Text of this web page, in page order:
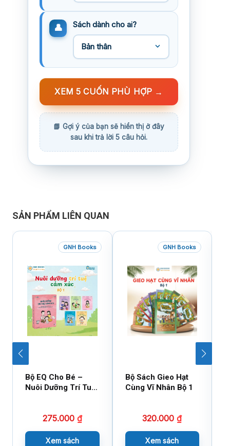
Sách dành cho ai?
XEM 5 CUỐN PHÙ HỢP →
SẢN PHẨM LIÊN QUAN
GNH Books
Bộ EQ Cho Bé –
Nuôi Dưỡng Trí Tuệ
275.000 ₫
Xem sách
GNH Books
Bộ Sách Gieo Hạt
Cùng Vĩ Nhân Bộ 1
320.000₫
Xem sách